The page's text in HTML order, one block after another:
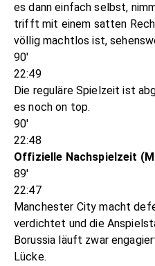
es dann einfach selbst,
trifft mit einem satten
völlig machtlos ist,
90'
22:49
Die reguläre Spielzeit ist
es noch on top.
90'
22:48
Offizielle Nachspielzeit
89'
22:47
Manchester City macht
verdichtet und die
Borussia läuft zwar
Lücke.